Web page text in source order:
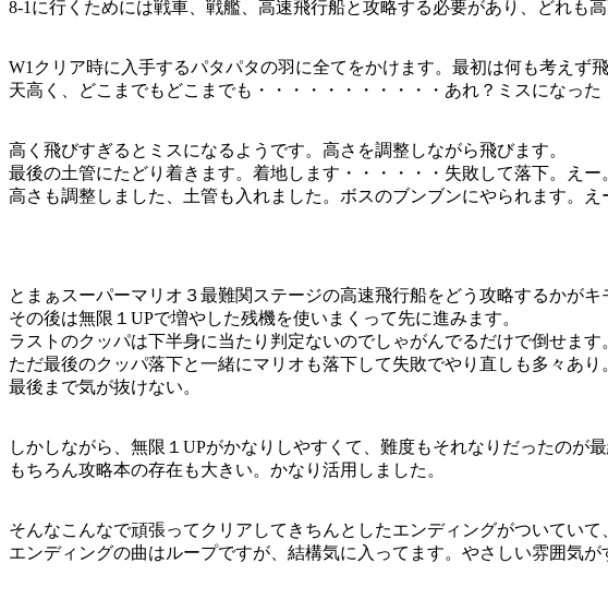
8-1に行くためには戦車、戦艦、高速飛行船と攻略する必要があり、どれも
W1クリア時に入手するパタパタの羽に全てをかけます。最初は何も考えず飛
天高く、どこまでもどこまでも・・・・・・・・・・・あれ？ミスになった
高く飛びすぎるとミスになるようです。高さを調整しながら飛びます。
最後の土管にたどり着きます。着地します・・・・・・失敗して落下。えー
高さも調整しました、土管も入れました。ボスのブンブンにやられます。え
とまぁスーパーマリオ３最難関ステージの高速飛行船をどう攻略するかがキ
その後は無限１UPで増やした残機を使いまくって先に進みます。
ラストのクッパは下半身に当たり判定ないのでしゃがんでるだけで倒せます
ただ最後のクッパ落下と一緒にマリオも落下して失敗でやり直しも多々あり
最後まで気が抜けない。
しかしながら、無限１UPがかなりしやすくて、難度もそれなりだったのが
もちろん攻略本の存在も大きい。かなり活用しました。
そんなこんなで頑張ってクリアしてきちんとしたエンディングがついてい
エンディングの曲はループですが、結構気に入ってます。やさしい雰囲気が